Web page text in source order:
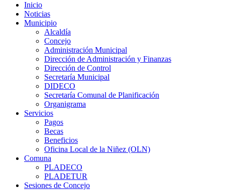
Inicio
Noticias
Municipio
Alcaldía
Concejo
Administración Municipal
Dirección de Administración y Finanzas
Dirección de Control
Secretaría Municipal
DIDECO
Secretaría Comunal de Planificación
Organigrama
Servicios
Pagos
Becas
Beneficios
Oficina Local de la Niñez (OLN)
Comuna
PLADECO
PLADETUR
Sesiones de Concejo